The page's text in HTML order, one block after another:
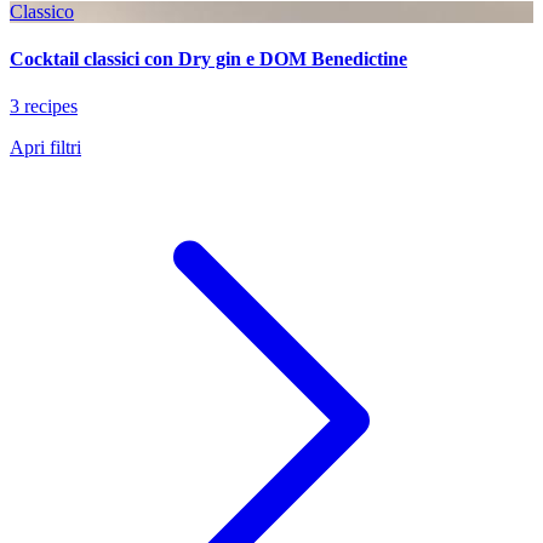
Classico
Cocktail classici con Dry gin e DOM Benedictine
3 recipes
Apri filtri